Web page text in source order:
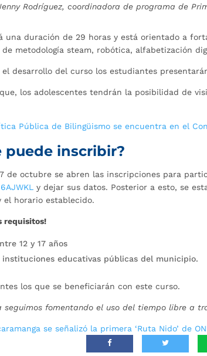
Rodríguez, coordinadora de programa de
una duración de 29 horas y está orientado a
metodología steam, robótica, alfabetización
el desarrollo del curso los estudiantes
los adolescentes tendrán la posibilidad de
Pública de Bilingüismo se encuentra en el
puede inscribir?
de octubre se abren las inscripciones para
y dejar sus datos. Posterior a esto, se
horario establecido.
requisitos!
12 y 17 años
instituciones educativas públicas del municipio.
los que se beneficiarán con este curso.
seguimos fomentando el uso del tiempo libre a
se señalizó la primera ‘Ruta Nido’ de